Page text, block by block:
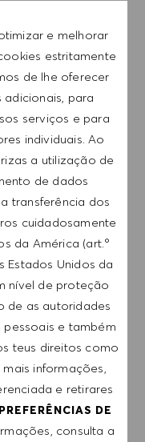
e melhorar
estritamente
de lhe oferecer
para
serviços e para
individuais. Ao
a utilização de
de dados
transferência dos
cuidadosamente
da América (art.º
Estados Unidos da
nível de proteção
de as autoridades
e também
teus direitos como
informações,
e retirares
DE
consulta a
por exemplo,
DE EMPREGO
NOS TEUS